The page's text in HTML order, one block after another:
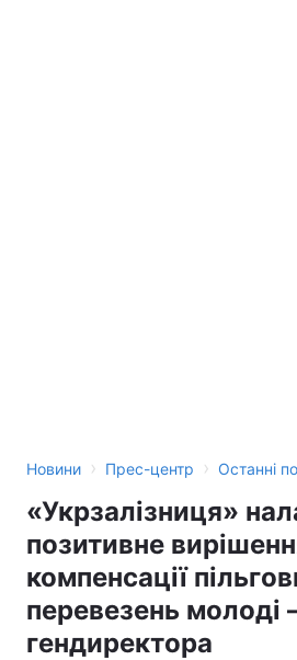
Новини › Прес-центр › Останні
«Укрзалізниця»
позитивне
компенсації
перевезень молоді
гендиректора